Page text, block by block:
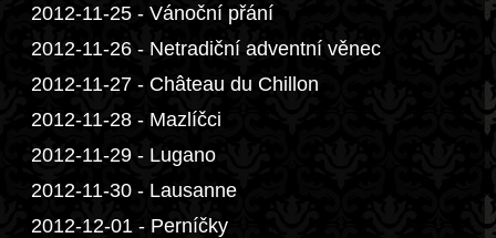
2012-11-25 - Vánoční přání
2012-11-26 - Netradiční adventní věnec
2012-11-27 - Château du Chillon
2012-11-28 - Mazlíčci
2012-11-29 - Lugano
2012-11-30 - Lausanne
2012-12-01 - Perníčky